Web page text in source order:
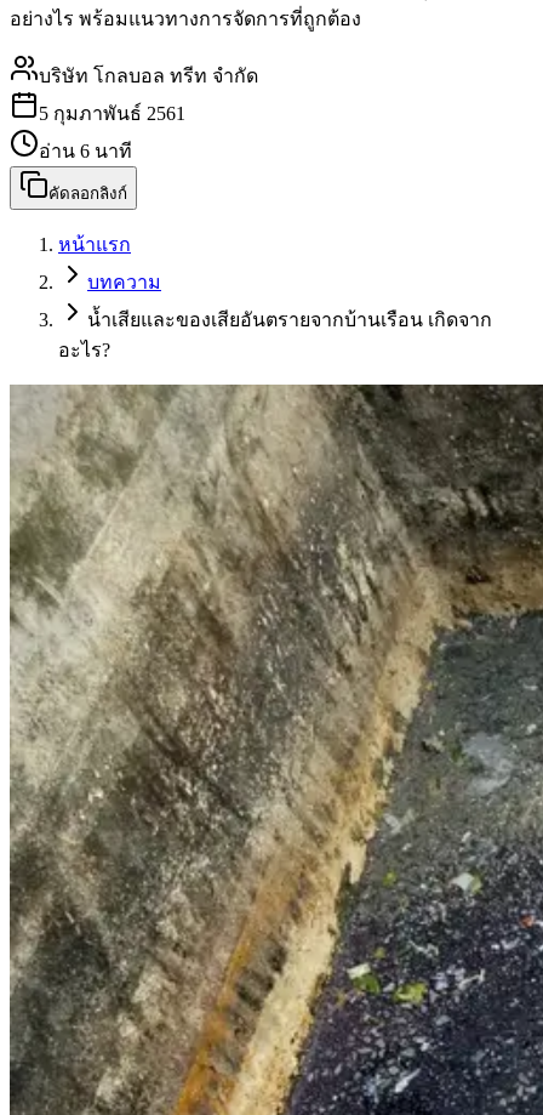
อย่างไร พร้อมแนวทางการจัดการที่ถูกต้อง
บริษัท โกลบอล ทรีท จำกัด
5 กุมภาพันธ์ 2561
อ่าน 6 นาที
คัดลอกลิงก์
หน้าแรก
บทความ
น้ำเสียและของเสียอันตรายจากบ้านเรือน เกิดจาก
อะไร?